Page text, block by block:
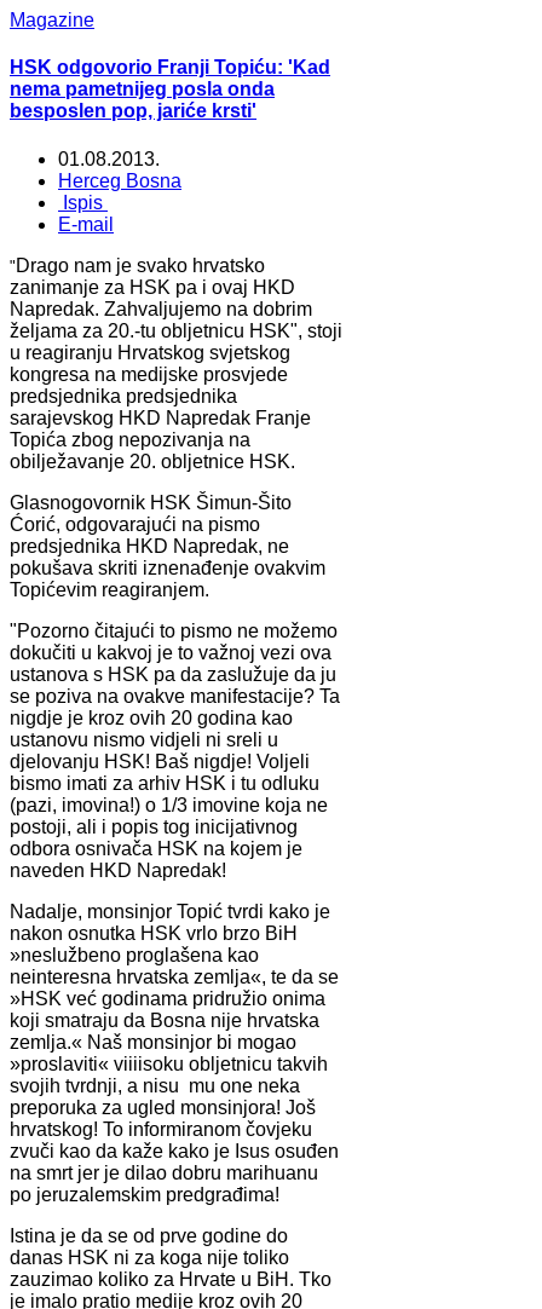
Magazine
HSK odgovorio Franji Topiću: 'Kad
nema pametnijeg posla onda
besposlen pop, jariće krsti'
01.08.2013.
Herceg Bosna
Ispis
E-mail
" Drago nam je svako hrvatsko
zanimanje za HSK pa i ovaj HKD
Napredak. Zahvaljujemo na dobrim
željama za 20.-tu obljetnicu HSK", stoji
u reagiranju Hrvatskog svjetskog
kongresa na medijske prosvjede
predsjednika predsjednika
sarajevskog HKD Napredak Franje
Topića zbog nepozivanja na
obilježavanje 20. obljetnice HSK.
Glasnogovornik HSK Šimun-Šito
Ćorić, odgovarajući na pismo
predsjednika HKD Napredak, ne
pokušava skriti iznenađenje ovakvim
Topićevim reagiranjem.
"Pozorno čitajući to pismo ne možemo
dokučiti u kakvoj je to važnoj vezi ova
ustanova s HSK pa da zaslužuje da ju
se poziva na ovakve manifestacije? Ta
nigdje je kroz ovih 20 godina kao
ustanovu nismo vidjeli ni sreli u
djelovanju HSK! Baš nigdje! Voljeli
bismo imati za arhiv HSK i tu odluku
(pazi, imovina!) o 1/3 imovine koja ne
postoji, ali i popis tog inicijativnog
odbora osnivača HSK na kojem je
naveden HKD Napredak!
Nadalje, monsinjor Topić tvrdi kako je
nakon osnutka HSK vrlo brzo BiH
»neslužbeno proglašena kao
neinteresna hrvatska zemlja«, te da se
»HSK već godinama pridružio onima
koji smatraju da Bosna nije hrvatska
zemlja.« Naš monsinjor bi mogao
»proslaviti« viiiisoku obljetnicu takvih
svojih tvrdnji, a nisu mu one neka
preporuka za ugled monsinjora! Još
hrvatskog! To informiranom čovjeku
zvuči kao da kaže kako je Isus osuđen
na smrt jer je dilao dobru marihuanu
po jeruzalemskim predgrađima!
Istina je da se od prve godine do
danas HSK ni za koga nije toliko
zauzimao koliko za Hrvate u BiH. Tko
je imalo pratio medije kroz ovih 20